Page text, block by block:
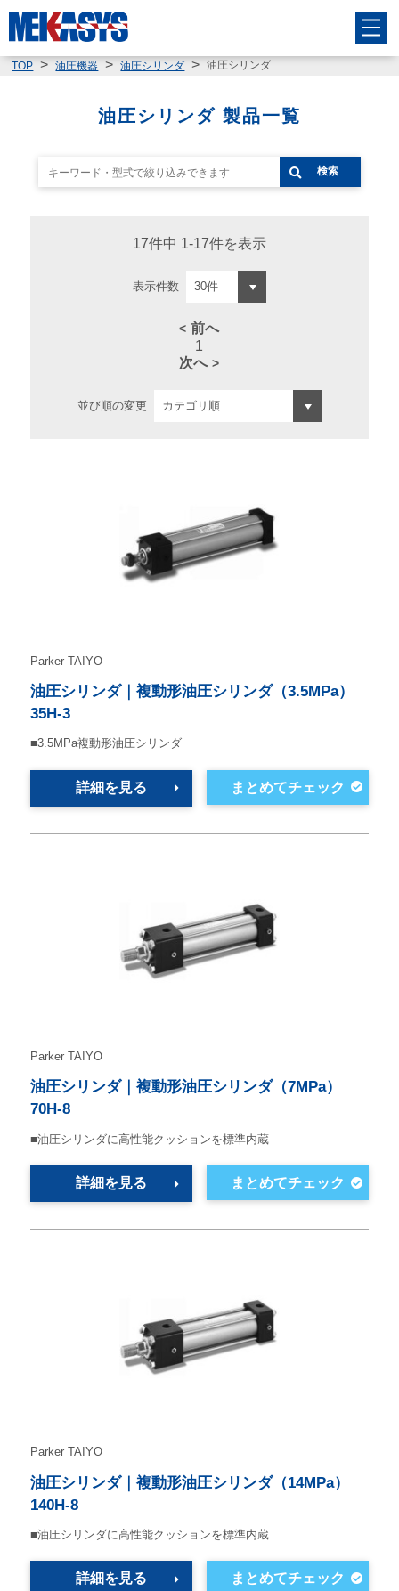
TOP 油圧機器 油圧シリンダ 油圧シリンダ
油圧シリンダ 製品一覧
検索
17件中 1-17件を表示
表示件数
前へ
1
次へ
並び順の変更
Parker TAIYO
油圧シリンダ｜複動形油圧シリンダ（3.5MPa）
35H-3
■3.5MPa複動形油圧シリンダ
詳細を見る
Parker TAIYO
油圧シリンダ｜複動形油圧シリンダ（7MPa）
70H-8
■油圧シリンダに高性能クッションを標準内蔵
詳細を見る
Parker TAIYO
油圧シリンダ｜複動形油圧シリンダ（14MPa）
140H-8
■油圧シリンダに高性能クッションを標準内蔵
詳細を見る